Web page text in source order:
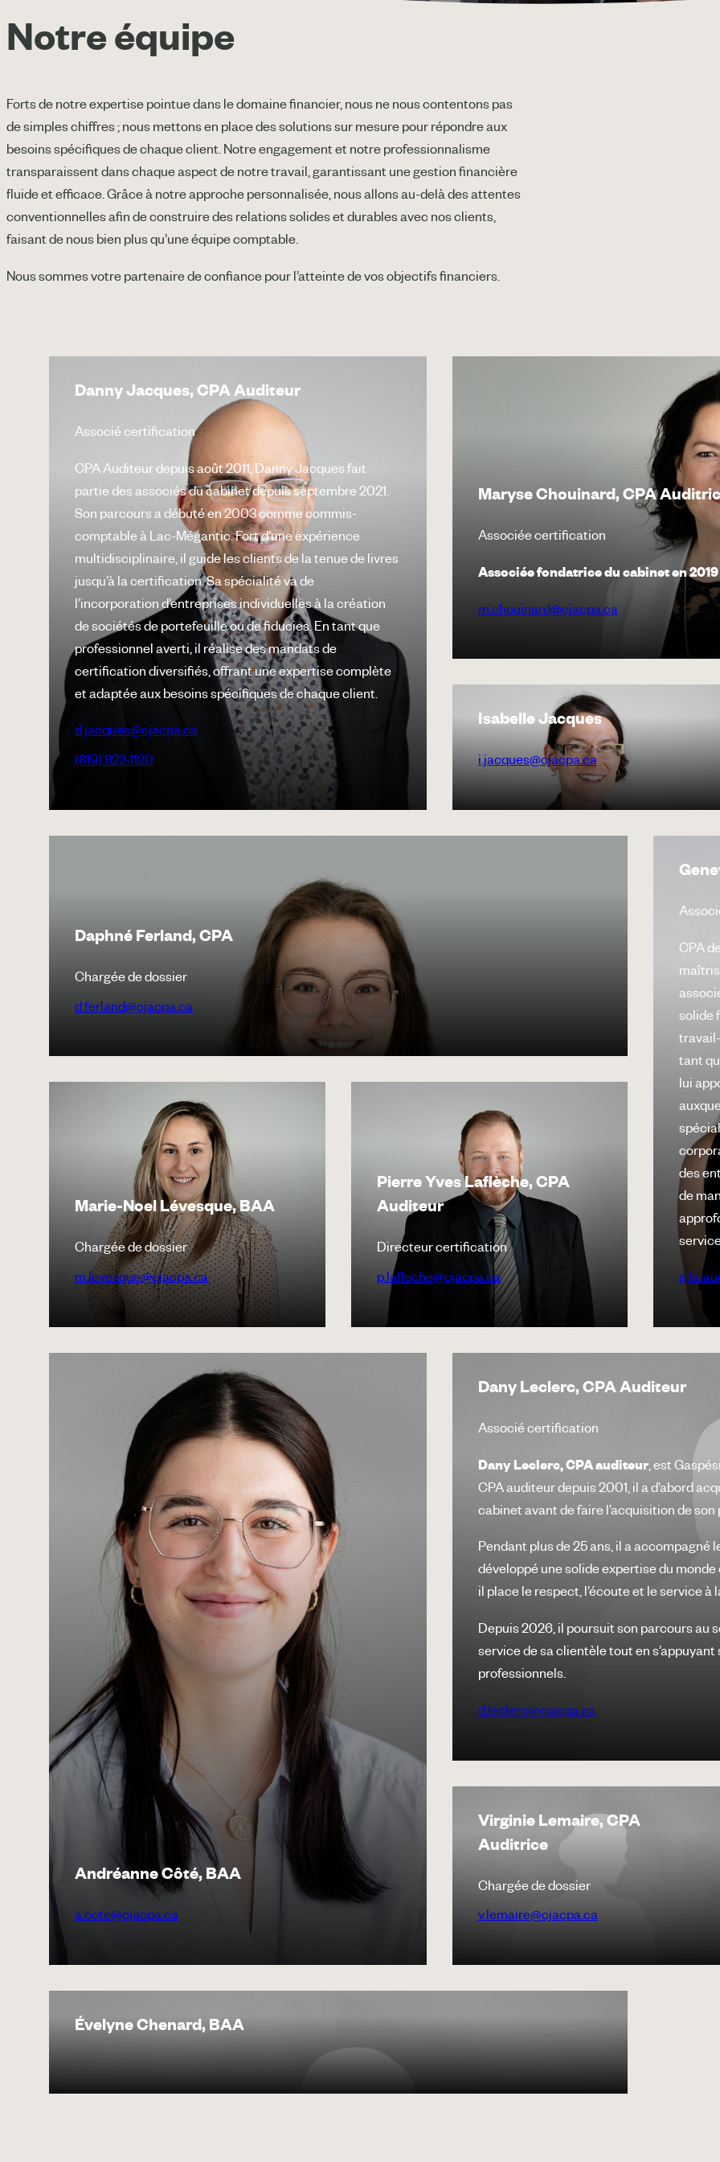
Notre équipe
Forts de notre expertise pointue dans le domaine financier, nous ne nous contentons pas
de simples chiffres ; nous mettons en place des solutions sur mesure pour répondre aux
besoins spécifiques de chaque client. Notre engagement et notre professionnalisme
transparaissent dans chaque aspect de notre travail, garantissant une gestion financière
fluide et efficace. Grâce à notre approche personnalisée, nous allons au-delà des attentes
conventionnelles afin de construire des relations solides et durables avec nos clients,
faisant de nous bien plus qu’une équipe comptable.
Nous sommes votre partenaire de confiance pour l’atteinte de vos objectifs financiers.
Danny Jacques, CPA Auditeur
Associé certification
CPA Auditeur depuis août 2011, Danny Jacques fait
partie des associés du cabinet depuis septembre 2021.
Son parcours a débuté en 2003 comme commis-
comptable à Lac-Mégantic. Fort d’une expérience
multidisciplinaire, il guide les clients de la tenue de livres
jusqu’à la certification. Sa spécialité va de
l’incorporation d’entreprises individuelles à la création
de sociétés de portefeuille ou de fiducies. En tant que
professionnel averti, il réalise des mandats de
certification diversifiés, offrant une expertise complète
et adaptée aux besoins spécifiques de chaque client.
d.jacques@cjacpa.ca
(819) 822-1120
Maryse Chouinard, CPA
Associée certification
Associée fondatrice du cabinet en 2019
m.chouinard@cjacpa.ca
Isabelle Jacques
i.jacques@cjacpa.ca
Daphné Ferland, CPA
Chargée de dossier
d.ferland@cjacpa.ca
CPA
solide
tant
lui
des
de
Marie-Noel Lévesque, BAA
Chargée de dossier
m.levesque@cjacpa.ca
Pierre Yves Laflèche, CPA
Auditeur
Directeur certification
p.lafleche@cjacpa.ca
Andréanne Côté, BAA
a.cote@cjacpa.ca
Dany Leclerc, CPA Auditeur
Associé certification
Dany Leclerc, CPA auditeur, est
CPA auditeur depuis 2001, il a d’abord
cabinet avant de faire l’acquisition de
Pendant plus de 25 ans, il a
développé une solide expertise du
il place le respect, l’écoute et le service
Depuis 2026, il poursuit son parcours au
service de sa clientèle tout en s’appuyant
professionnels.
d.leclerc@cjacpa.ca
Virginie Lemaire, CPA
Auditrice
Chargée de dossier
v.lemaire@cjacpa.ca
Évelyne Chenard, BAA